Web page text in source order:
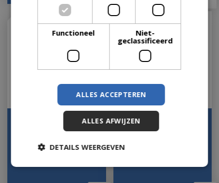
Theelichthouder Rondo
L Messing 41 40 Antiek
Theelichth Grid L antiek
zilver
Let op: bijna uitverkocht!
Functioneel
Niet-
geclassificeerd
ALLES ACCEPTEREN
ALLES AFWIJZEN
DETAILS WEERGEVEN